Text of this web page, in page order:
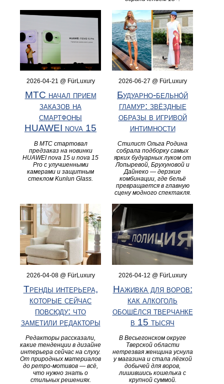
2026-04-21 @ FürLuxury
МТС начал прием
заказов на
смартфоны
HUAWEI nova 15
В МТС стартовал
предзаказ на новинки
HUAWEI nova 15 и nova 15
Pro с улучшенными
камерами и защитным
стеклом Kunlun Glass.
2026-06-27 @ FürLuxury
Будуарно‑бельно́й
гламур: звёздные
образы в игривой
интимности
Стилист Ольга Родина
собрала подборку самых
ярких будуарных луком от
Лопыревой, Брухуновой и
Дайнеко — дерзкие
комбинации, где бельё
превращается в главную
сцену модного спектакля.
2026-04-08 @ FürLuxury
Тренды интерьера,
которые сейчас
повсюду: что
заметили редакторы
Редакторы рассказали,
какие тенденции в дизайне
интерьера сейчас на слуху.
От природных материалов
до ретро-мотивов — всё,
что нужно знать о
стильных решениях.
2026-04-12 @ FürLuxury
Наживка для воров:
как алкоголь
обошёлся тверчанке
в 15 тысяч
В Весьегонском округе
Тверской области
нетрезвая женщина уснула
у магазина и стала лёгкой
добычей для воров,
лишившись кошелька с
крупной суммой.